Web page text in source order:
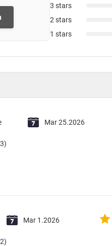
3 stars
2 stars
1 stars
Mar 25.2026
Mar 1.2026